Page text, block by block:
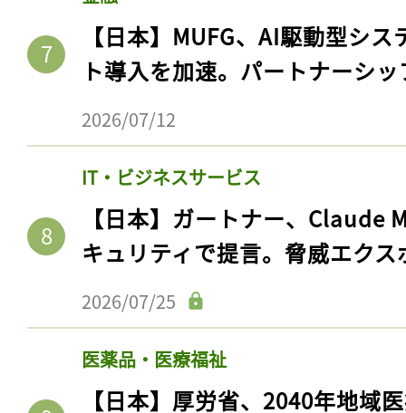
プ1とステップ2で。ステップ3
2026/08/01
金融
【日本】MUFG、AI駆動型シ
ト導入を加速。パートナーシ
2026/07/12
IT・ビジネスサービス
【日本】ガートナー、Claude
キュリティで提言。脅威エク
会員登録